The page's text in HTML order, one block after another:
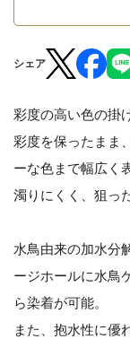
シェア
彩度の高い色の掛
彩度を保ったまま
ーな色まで幅広く
濁りにくく、狙っ
水鳥由来の加水分
ージホールに水鳥
ら染着が可能。
また、抱水性に優